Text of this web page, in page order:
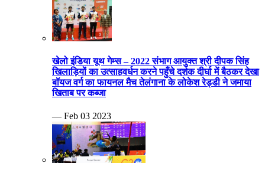
खेलो इंडिया यूथ गेम्स – 2022 संभाग आयुक्त श्री दीपक सिंह
खिलाड़ियों का उत्साहवर्धन करने पहुँचे दर्शक दीर्घा में बैठकर देखा
बॉयज वर्ग का फायनल मैच तेलंगाना के लोकेश रेड्डी ने जमाया
खिताब पर कब्जा
— Feb 03 2023